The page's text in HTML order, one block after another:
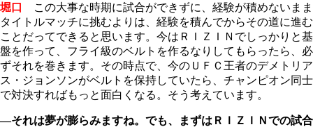
堀口
この大事な時期に試合ができずに、経験が積めないまま
タイトルマッチに挑むよりは、経験を積んでからその道に進む
ことだってできると思います。今はＲＩＺＩＮでしっかりと基
盤を作って、フライ級のベルトを作るなりしてもらったら、必
ずそれを巻きます。その時点で、今のＵＦＣ王者のデメトリア
ス・ジョンソンがベルトを保持していたら、チャンピオン同士
で対決すればもっと面白くなる。そう考えています。
―それは夢が膨らみますね。でも、まずはＲＩＺＩＮでの試合